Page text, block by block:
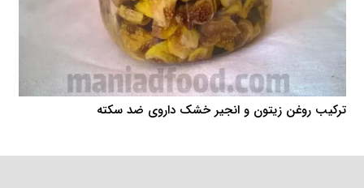
ترکیب روغن زیتون و انجیر خشک داروی ضد سکته